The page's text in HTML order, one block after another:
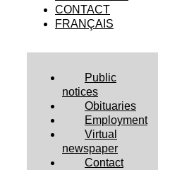
CONTACT
FRANÇAIS
Public
notices
Obituaries
Employment
Virtual
newspaper
Contact